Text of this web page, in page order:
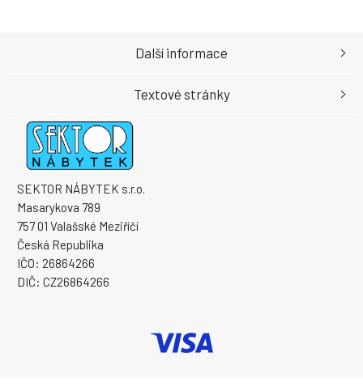
SEKTOR NÁBYTEK s.r.o.
Masarykova 789
757 01 Valašské Meziříčí
Česká Republika
IČO: 26864266
DIČ: CZ26864266
Další informace
Textové stránky